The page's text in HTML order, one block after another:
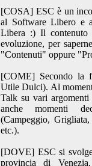
[COSA] ESC è un
al Software Libero e
Libera :) Il contenuto
evoluzione, per
"Contenuti" oppure
[COME] Secondo la
Utile Dulci). Al
Talk su vari
anche momenti
(Campeggio,
etc.).
[DOVE] ESC si
provincia di